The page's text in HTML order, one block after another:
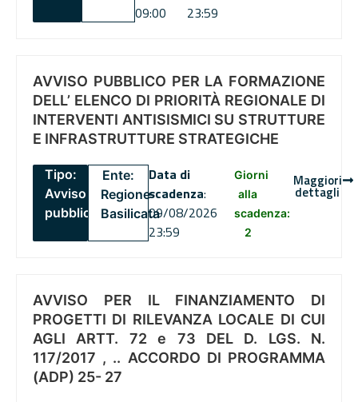
09:00
23:59
AVVISO PUBBLICO PER LA FORMAZIONE
DELL’ ELENCO DI PRIORITÀ REGIONALE DI
INTERVENTI ANTISISMICI SU STRUTTURE
E INFRASTRUTTURE STRATEGICHE
Tipo:
Avviso
pubblico
Ente:
Regione
Basilicata
Data di
scadenza:
09/08/2026
23:59
Giorni
alla
scadenza:
2
Maggiori
dettagli
AVVISO PER IL FINANZIAMENTO DI
PROGETTI DI RILEVANZA LOCALE DI CUI
AGLI ARTT. 72 e 73 DEL D. LGS. N.
117/2017 , .. ACCORDO DI PROGRAMMA
(ADP) 25- 27